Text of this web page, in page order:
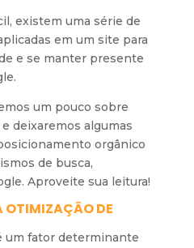
existem uma série de
em um site para
e se manter presente
um pouco sobre
deixaremos algumas
orgânico
de busca,
Aproveite sua leitura!
OTIMIZAÇÃO DE
um fator determinante